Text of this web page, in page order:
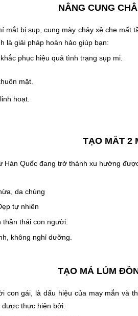
NÂNG CUNG
mắt bị sụp, cung mày chảy xệ che
là giải pháp hoàn hảo giúp bạn:
phục hiệu quả tình trạng sụp mi.
mặt.
hoạt.
TẠO MẮT 2
Hàn Quốc đang trở thành xu hướng
da chùng
tự nhiên
thái con người.
không nghỉ dưỡng.
TẠO MÁ LÚM
con gái, là dấu hiệu của may mắn và
được thực hiện bởi: